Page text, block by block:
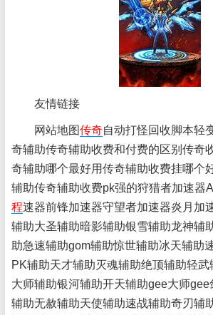
友情链接
网站地图传奇自动打怪回收脚本轻
奇辅助传奇辅助收费和付费的区别传奇
奇辅助哪个最好用传奇辅助收费挂哪个
辅助传奇辅助收费pk强的狩猎者加速器
程速器前锋加速器守望者加速器炎月加
辅助大圣辅助暗影辅助银雪辅助龙神辅
助急速辅助gom辅助惊世辅助冰天辅助
PK辅助天才辅助灭魂辅助绝顶辅助轻
大师辅助银河辅助开天辅助gee大师
辅助无赦辅助天使辅助速战辅助奇刃辅